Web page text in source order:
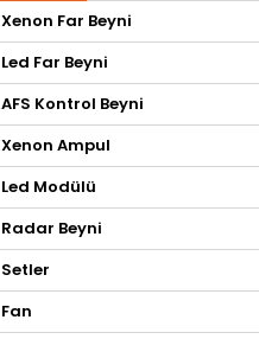
Xenon Far Beyni
Led Far Beyni
AFS Kontrol Beyni
Xenon Ampul
Led Modülü
Radar Beyni
Setler
Fan